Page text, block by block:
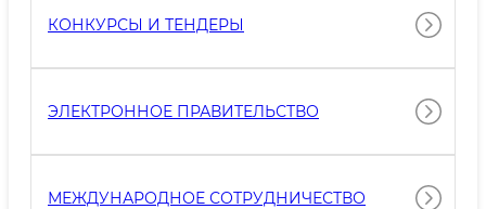
КОНКУРСЫ И ТЕНДЕРЫ
ЭЛЕКТРОННОЕ ПРАВИТЕЛЬСТВО
МЕЖДУНАРОДНОЕ СОТРУДНИЧЕСТВО